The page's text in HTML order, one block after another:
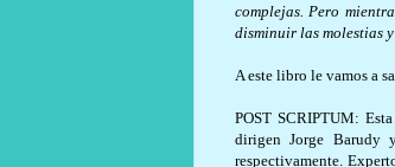
complejas. Pero
disminuir las molestias
A este libro le vamos a
POST SCRIPTUM:
dirigen Jorge Barudy
respectivamente.